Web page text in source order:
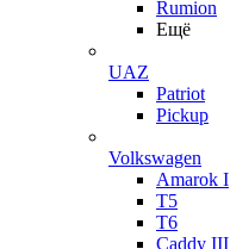
Rumion
Ещё
UAZ
Patriot
Pickup
Volkswagen
Amarok I
T5
T6
Caddy III